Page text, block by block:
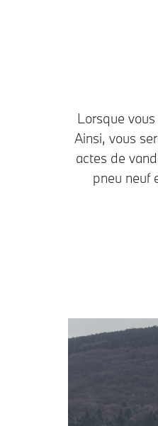
Lorsque
Ainsi, vous
actes de
pneu neuf